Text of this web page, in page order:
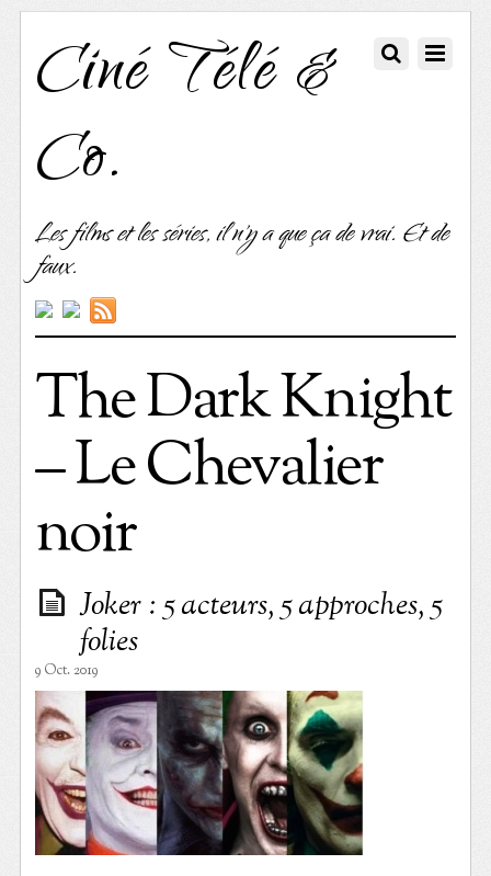
Ciné Télé &
Co.
Les films et les séries, il n'y a que ça de vrai. Et de
faux.
The Dark Knight
– Le Chevalier
noir
Joker : 5 acteurs, 5 approches, 5
folies
9 Oct. 2019